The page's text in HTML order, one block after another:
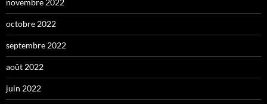
novembre 2022
octobre 2022
septembre 2022
août 2022
juin 2022